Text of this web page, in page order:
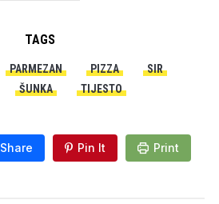
TAGS
PARMEZAN PIZZA
SIR
ŠUNKA TIJESTO
Share Pin It Print